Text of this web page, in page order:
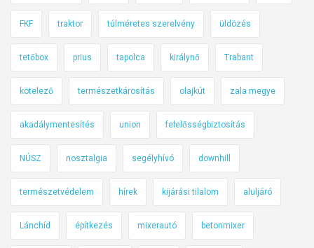
FKF traktor túlméretes szerelvény üldözés
tetőbox prius tapolca királynő Trabant
kötelező természetkárosítás olajkút zala megye
akadálymentesítés union felelősségbiztosítás
NÚSZ nosztalgia segélyhívó downhill
természetvédelem hírek kijárási tilalom aluljáró
Lánchíd építkezés mixerautó betonmixer